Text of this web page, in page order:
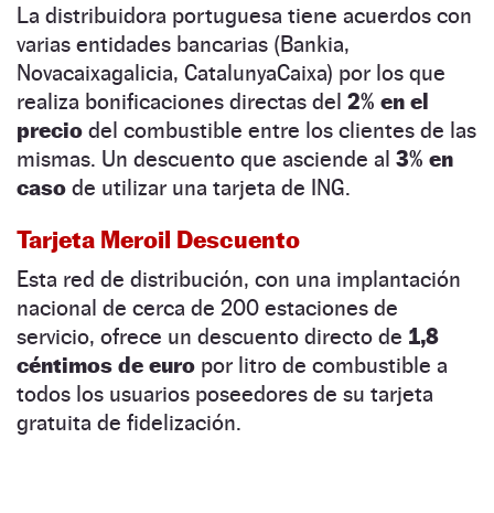
La distribuidora portuguesa tiene acuerdos con
varias entidades bancarias (Bankia,
Novacaixagalicia, CatalunyaCaixa) por los que
realiza bonificaciones directas del 2% en el
precio del combustible entre los clientes de las
mismas. Un descuento que asciende al 3% en
caso de utilizar una tarjeta de ING.
Tarjeta Meroil Descuento
Esta red de distribución, con una implantación
nacional de cerca de 200 estaciones de
servicio, ofrece un descuento directo de 1,8
céntimos de euro por litro de combustible a
todos los usuarios poseedores de su tarjeta
gratuita de fidelización.